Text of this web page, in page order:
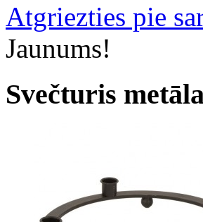
Atgriezties pie
Jaunums!
Svečturis